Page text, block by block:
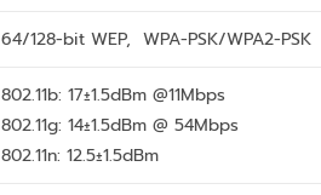
64/128-bit WEP, WPA-PSK/WPA2-PSK
802.11b: 17±1.5dBm @11Mbps
802.11g: 14±1.5dBm @ 54Mbps
802.11n: 12.5±1.5dBm